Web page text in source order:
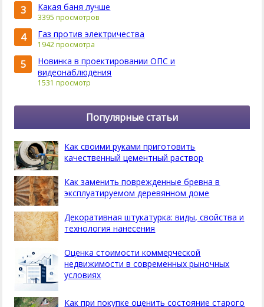
3 Какая баня лучше
3395 просмотров
4 Газ против электричества
1942 просмотра
5
Новинка в проектировании ОПС и
видеонаблюдения
1531 просмотр
Популярные статьи
Как своими руками приготовить
качественный цементный раствор
Как заменить поврежденные бревна в
эксплуатируемом деревянном доме
Декоративная штукатурка: виды, свойства и
технология нанесения
Оценка стоимости коммерческой
недвижимости в современных рыночных
условиях
Как при покупке оценить состояние старого